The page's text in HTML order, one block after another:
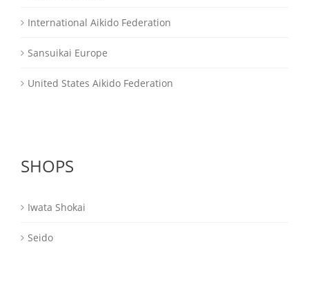
International Aikido Federation
Sansuikai Europe
United States Aikido Federation
SHOPS
Iwata Shokai
Seido